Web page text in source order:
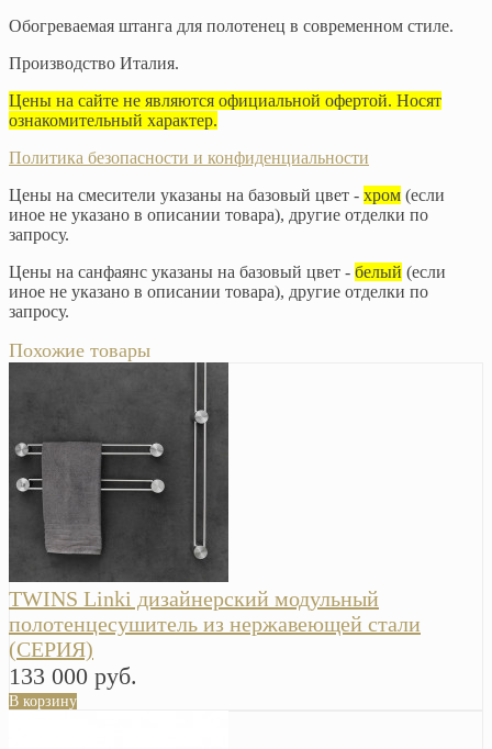
Обогреваемая штанга для полотенец в современном стиле.
Производство Италия.
Цены на сайте не являются официальной офертой. Носят
ознакомительный характер.
Политика безопасности и конфиденциальности
Цены на смесители указаны на базовый цвет - хром (если
иное не указано в описании товара), другие отделки по
запросу.
Цены на санфаянс указаны на базовый цвет - белый (если
иное не указано в описании товара), другие отделки по
запросу.
Похожие товары
TWINS Linki дизайнерский модульный
полотенцесушитель из нержавеющей стали
(СЕРИЯ)
133 000 руб.
В корзину